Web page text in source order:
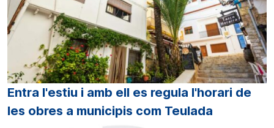
Entra l'estiu i amb ell es regula l'horari de
les obres a municipis com Teulada